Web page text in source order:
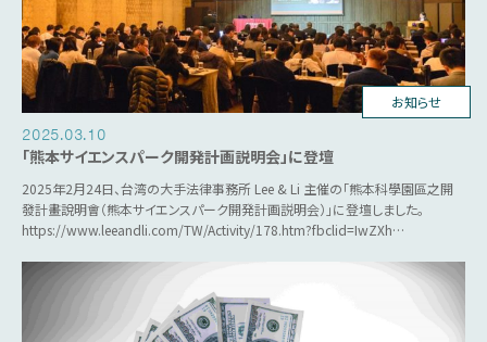
台湾ビジネス
お知らせ
2025.03.10
「熊本サイエンスパーク開発計画説明会」に登壇
2025年2月24日、台湾の大手法律事務所 Lee & Li 主催の「熊本科學園區之開
發計畫說明會（熊本サイエンスパーク開発計画説明会）」に登壇しました。
https://www.leeandli.com/TW/Activity/178.htm?fbclid=IwZXh…